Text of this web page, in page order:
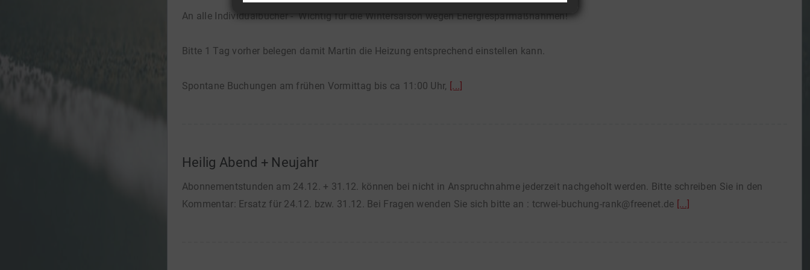
An alle Individualbucher - Wichtig für die Wintersaison wegen Energiesparmaßnahmen!
Bitte 1 Tag vorher belegen damit Martin die Heizung entsprechend einstellen kann.
Spontane Buchungen am frühen Vormittag bis ca 11:00 Uhr, [...]
Heilig Abend + Neujahr
Abonnementstunden am 24.12. + 31.12. können bei nicht in Anspruchnahme jederzeit nachgeholt werden. Bitte schreiben Sie in den
Kommentar: Ersatz für 24.12. bzw. 31.12. Bei Fragen wenden Sie sich bitte an : tcrwei-buchung-rank@freenet.de [...]